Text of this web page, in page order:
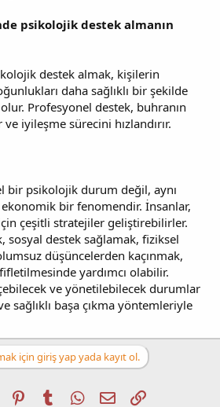
psikolojik destek almanın
destek almak, kişilerin
daha sağlıklı bir şekilde
Profesyonel destek, buhranın
iyileşme sürecini hızlandırır.
bir psikolojik durum değil, aynı
bir fenomendir. İnsanlar,
çeşitli stratejiler geliştirebilirler.
sosyal destek sağlamak, fiziksel
düşüncelerden kaçınmak,
yardımcı olabilir.
ve yönetilebilecek durumlar
sağlıklı başa çıkma yöntemleriyle
için giriş yap yada kayıt ol.
PinterestTumblrWhatsApp
E-postaLink